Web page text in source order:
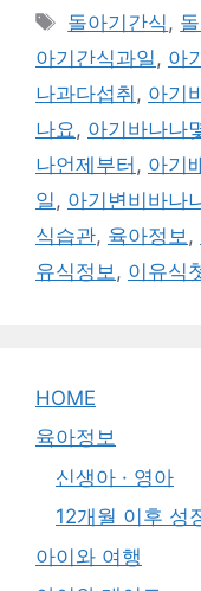
Tags
돌아기간식 ,
아기간식과일 , 아
나과다섭취 , 아기
나요 , 아기바나나
나언제부터 , 아기
일 , 아기변비바나
식습관, 육아정보 ,
유식정보 , 이유식
HOME
육아정보
신생아 · 영아
12개월 이후 성
아이와 여행